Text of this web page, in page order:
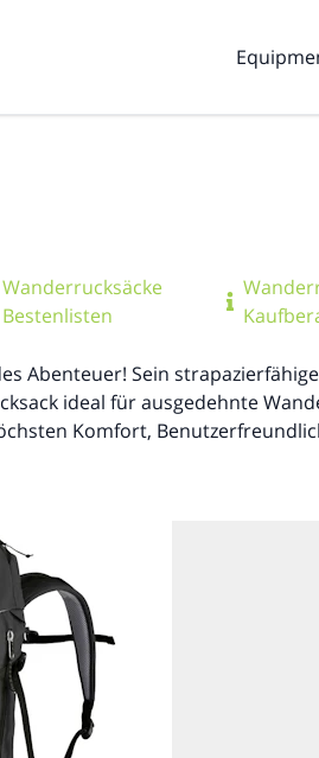
Wanderrucksäcke
Bestenlisten
Abenteuer! Sein
ideal für ausgedehnte
Komfort,